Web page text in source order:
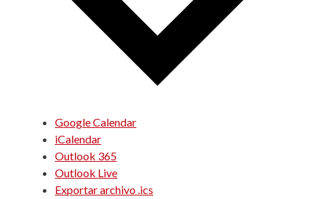
Google Calendar
iCalendar
Outlook 365
Outlook Live
Exportar archivo .ics